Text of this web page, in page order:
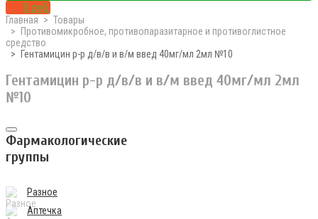
0 руб.
Главная
Товары
Противомикробное, противопаразитарное и противоглистное
средство
Гентамицин р-р д/в/в и в/м введ 40мг/мл 2мл №10
Гентамицин р-р д/в/в и в/м введ 40мг/мл 2мл
№10
Фармакологические
группы
Разное
Аптечка